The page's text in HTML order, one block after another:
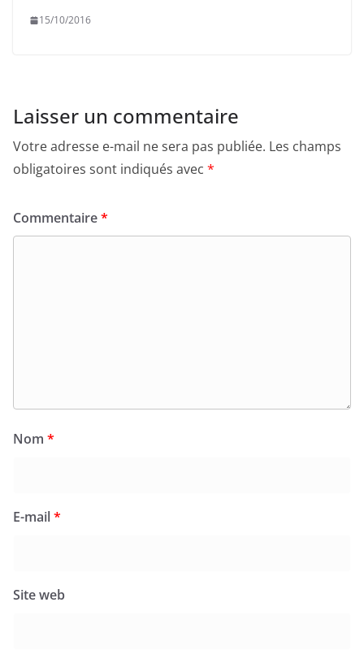
15/10/2016
Laisser un commentaire
Votre adresse e-mail ne sera pas publiée. Les champs
obligatoires sont indiqués avec *
Commentaire*
Nom *
E-mail*
Site web